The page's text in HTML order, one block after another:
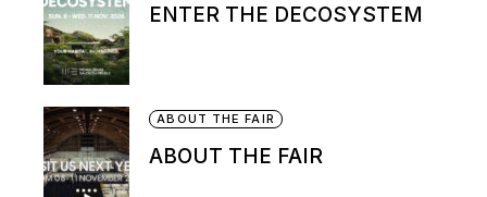
ENTER THE DECOSYSTEM
ABOUT THE FAIR
ABOUT THE FAIR